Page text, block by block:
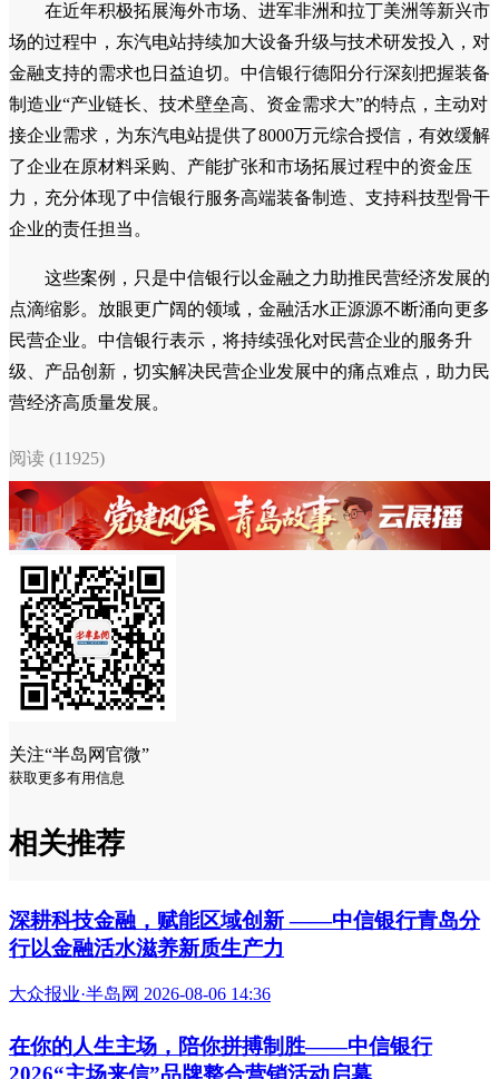
在近年积极拓展海外市场、进军非洲和拉丁美洲等新兴市
场的过程中，东汽电站持续加大设备升级与技术研发投入，对
金融支持的需求也日益迫切。中信银行德阳分行深刻把握装备
制造业“产业链长、技术壁垒高、资金需求大”的特点，主动对
接企业需求，为东汽电站提供了8000万元综合授信，有效缓解
了企业在原材料采购、产能扩张和市场拓展过程中的资金压
力，充分体现了中信银行服务高端装备制造、支持科技型骨干
企业的责任担当。
这些案例，只是中信银行以金融之力助推民营经济发展的
点滴缩影。放眼更广阔的领域，金融活水正源源不断涌向更多
民营企业。中信银行表示，将持续强化对民营企业的服务升
级、产品创新，切实解决民营企业发展中的痛点难点，助力民
营经济高质量发展。
阅读 (11925)
关注“半岛网官微”
获取更多有用信息
相关推荐
深耕科技金融，赋能区域创新 ——中信银行青岛分
行以金融活水滋养新质生产力
大众报业·半岛网 2026-08-06 14:36
在你的人生主场，陪你拼搏制胜——中信银行
2026“主场来信”品牌整合营销活动启幕